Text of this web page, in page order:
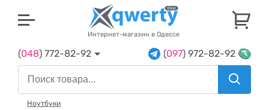
Интернет-магазин в Одессе
(048) 772-82-92 (097) 972-82-92
Ноутбуки